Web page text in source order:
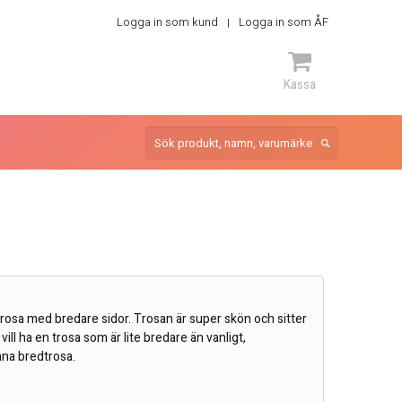
Logga in som kund Logga in som ÅF
Kassa
ARTIKEL
med bredare sidor. Trosan är super skön och sitter
ha en trosa som är lite bredare än vanligt,
bredtrosa.